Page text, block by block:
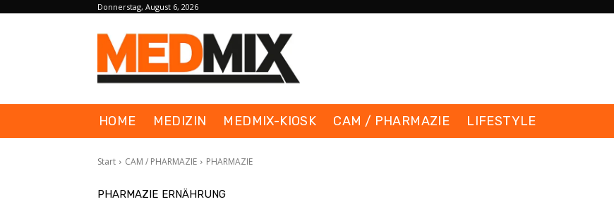
Donnerstag, August 6, 2026
HOME MEDIZIN MEDMIX-KIOSK CAM / PHARMAZIE LIFESTYLE
Start CAM / PHARMAZIE PHARMAZIE
PHARMAZIE ERNÄHRUNG